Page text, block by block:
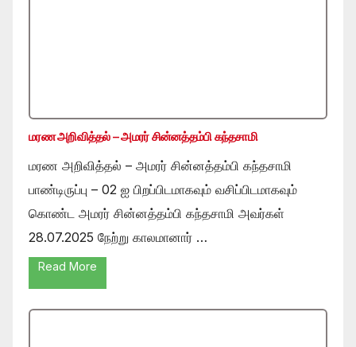
மரண அறிவித்தல் – அமரர் சின்னத்தம்பி கந்தசாமி
மரண அறிவித்தல் – அமரர் சின்னத்தம்பி கந்தசாமி
பாண்டிருப்பு – 02 ஐ பிறப்பிடமாகவும் வசிப்பிடமாகவும்
கொண்ட அமரர் சின்னத்தம்பி கந்தசாமி அவர்கள்
28.07.2025 நேற்று காலமானார் …
Read More